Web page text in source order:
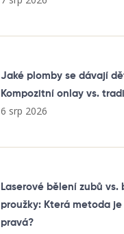
Jaké plomby se dávají
Kompozitní onlay vs.
6 srp 2026
Laserové bělení zubů vs.
proužky: Která metoda
pravá?